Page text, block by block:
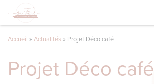
Accueil » Actualités » Projet Déco café
Projet Déco café